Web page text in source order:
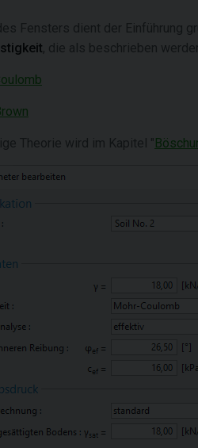
Fensters dient der Einführung
, die als beschrieben
Theorie wird im Kapitel "